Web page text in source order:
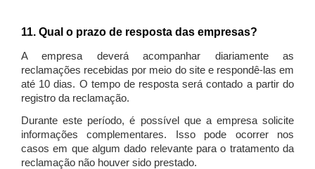
11. Qual o prazo de resposta das empresas?
A empresa deverá acompanhar diariamente as
reclamações recebidas por meio do site e respondê-las em
até 10 dias. O tempo de resposta será contado a partir do
registro da reclamação.
Durante este período, é possível que a empresa solicite
informações complementares. Isso pode ocorrer nos
casos em que algum dado relevante para o tratamento da
reclamação não houver sido prestado.